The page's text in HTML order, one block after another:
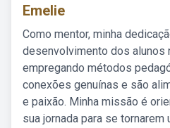
Emelie
Como mentor, minha
desenvolvimento dos alunos
empregando métodos
conexões genuínas e são
e paixão. Minha missão é
sua jornada para se tornarem